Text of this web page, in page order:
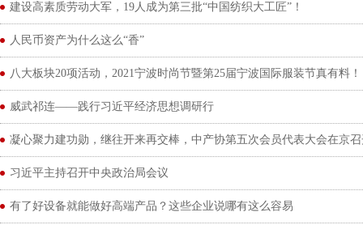
建设高素质劳动大军，19人成为第三批“中国纺织大工匠”！
人民币资产为什么这么“香”
八大板块20项活动，2021宁波时尚节暨第25届宁波国际服装节真有料！
威武祁连——践行习近平经济思想调研行
凝心聚力建功勋，继往开来再交棒，中产协第五次会员代表大会在京
习近平主持召开中央政治局会议
有了好设备就能做好高端产品？这些企业说哪有这么容易